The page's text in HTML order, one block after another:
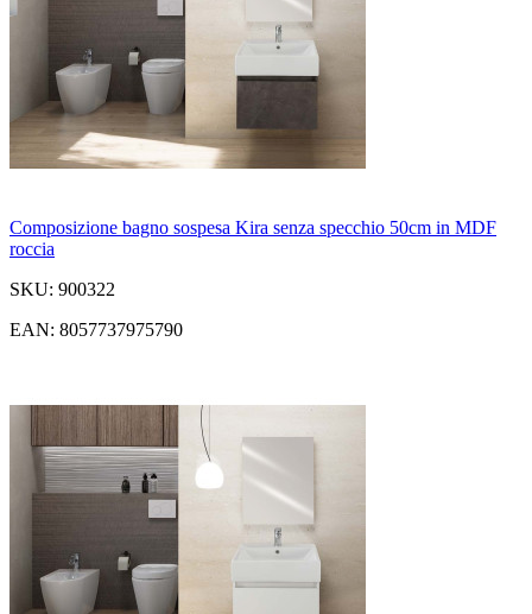
Composizione bagno sospesa Kira senza specchio 50cm in MDF
roccia
SKU: 900322
EAN: 8057737975790